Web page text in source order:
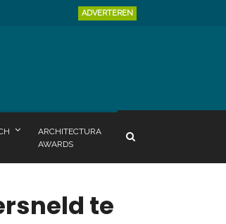
ADVERTEREN
ARCHITECTURA
AWARDS
te